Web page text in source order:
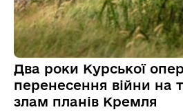
Два роки Курської
перенесення війни на
злам планів Кремля